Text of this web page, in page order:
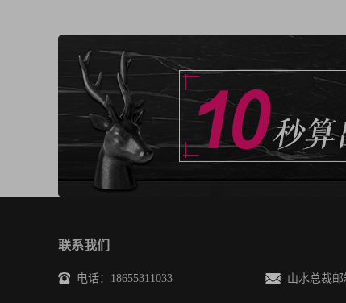
联系我们
电话：18655311033 山水总裁邮